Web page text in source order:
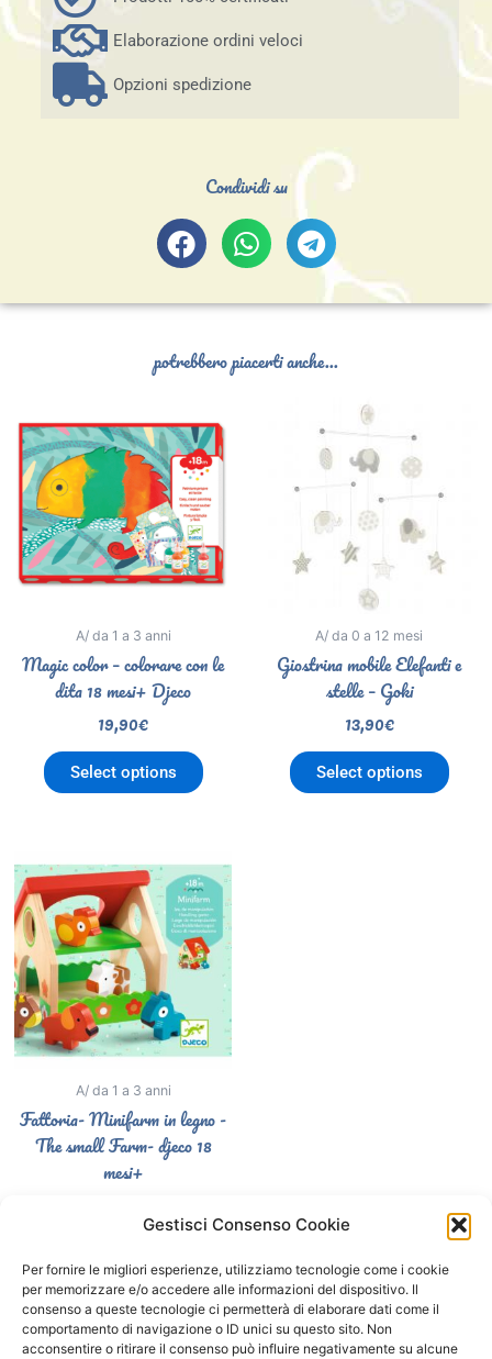
Gestisci Consenso Cookie
Per fornire le migliori esperienze, utilizziamo tecnologie come i cookie
per memorizzare e/o accedere alle informazioni del dispositivo. Il
consenso a queste tecnologie ci permetterà di elaborare dati come il
comportamento di navigazione o ID unici su questo sito. Non
acconsentire o ritirare il consenso può influire negativamente su alcune
Elaborazione ordini veloci
Opzioni spedizione
Condividi su
potrebbero piacerti anche...
A/ da 1 a 3 anni
Magic color – colorare con le
dita 18 mesi+ Djeco
19,90€
Select options
A/ da 0 a 12 mesi
Giostrina mobile Elefanti e
stelle – Goki
13,90€
Select options
A/ da 1 a 3 anni
Fattoria- Minifarm in legno -
The small Farm- djeco 18
mesi+
Segui il Gatto Blu sui social